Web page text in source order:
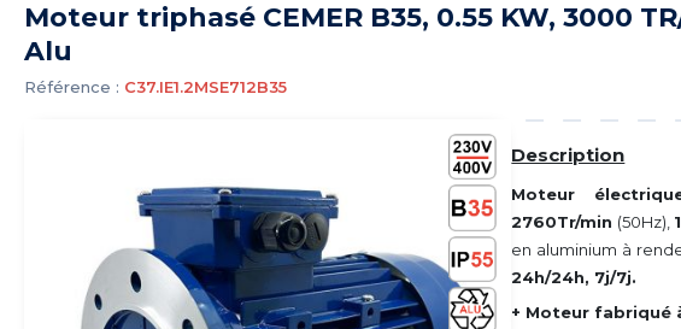
Moteur triphasé CEMER B35, 0.55 KW, 3000
Alu
Référence : C37.IE1.2MSE712B35
Description
Moteur
2760Tr/min (50Hz),
en aluminium à
24h/24h, 7j/7j.
+ Moteur fabriqué